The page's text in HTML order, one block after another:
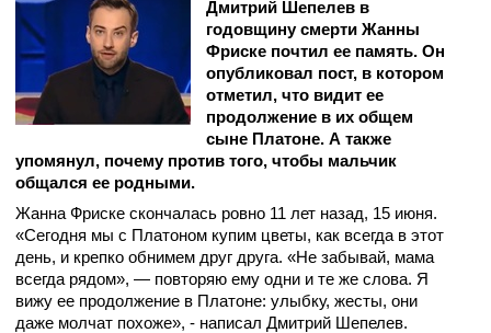
Дмитрий Шепелев в
годовщину смерти Жанны
Фриске почтил ее память. Он
опубликовал пост, в котором
отметил, что видит ее
продолжение в их общем
сыне Платоне. А также
упомянул, почему против того, чтобы мальчик
общался ее родными.
Жанна Фриске скончалась ровно 11 лет назад, 15 июня.
«Сегодня мы с Платоном купим цветы, как всегда в этот
день, и крепко обнимем друг друга. «Не забывай, мама
всегда рядом», — повторяю ему одни и те же слова. Я
вижу ее продолжение в Платоне: улыбку, жесты, они
даже молчат похоже», - написал Дмитрий Шепелев.